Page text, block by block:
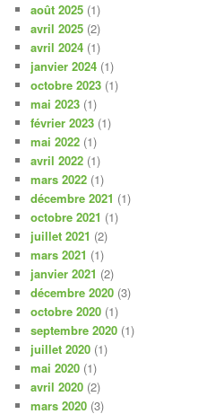
août 2025 (1)
avril 2025 (2)
avril 2024 (1)
janvier 2024 (1)
octobre 2023 (1)
mai 2023 (1)
février 2023 (1)
mai 2022 (1)
avril 2022 (1)
mars 2022 (1)
décembre 2021 (1)
octobre 2021 (1)
juillet 2021 (2)
mars 2021 (1)
janvier 2021 (2)
décembre 2020 (3)
octobre 2020 (1)
septembre 2020 (1)
juillet 2020 (1)
mai 2020 (1)
avril 2020 (2)
mars 2020 (3)